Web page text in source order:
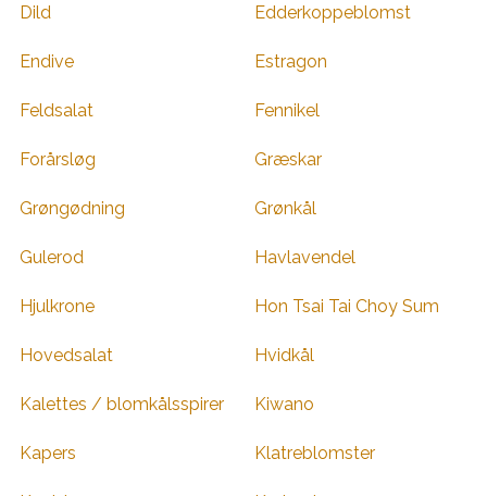
Dild Edderkoppeblomst
Endive Estragon
Feldsalat Fennikel
Forårsløg Græskar
Grøngødning Grønkål
Gulerod Havlavendel
Hjulkrone Hon Tsai Tai Choy Sum
Hovedsalat Hvidkål
Kalettes / blomkålsspirer Kiwano
Kapers Klatreblomster